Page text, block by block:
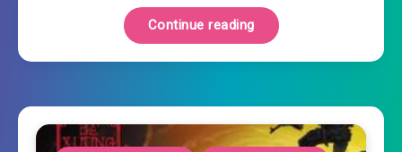
Continue reading